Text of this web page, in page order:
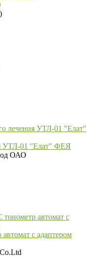
УТЛ-01 "Елат" ФЕЯ
ОАО
с адаптером